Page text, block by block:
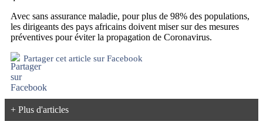
Avec sans assurance maladie, pour plus de 98% des populations,
les dirigeants des pays africains doivent miser sur des mesures
préventives pour éviter la propagation de Coronavirus.
Partager cet article sur Facebook
+ Plus d'articles